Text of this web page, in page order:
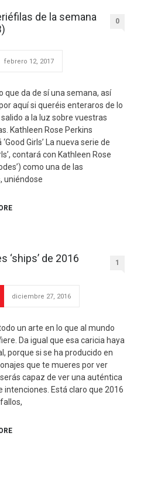
de la semana
0
febrero 12, 2017
que da de sí una semana, así
aquí si queréis enteraros de lo
a la luz sobre vuestras
Kathleen Rose Perkins
Girls’ La nueva serie de
contará con Kathleen Rose
como una de las
uniéndose
‘ships’ de 2016 1
diciembre 27, 2016
un arte en lo que al mundo
Da igual que esa caricia haya
porque si se ha producido en
que te mueres por ver
capaz de ver una auténtica
intenciones. Está claro que 2016